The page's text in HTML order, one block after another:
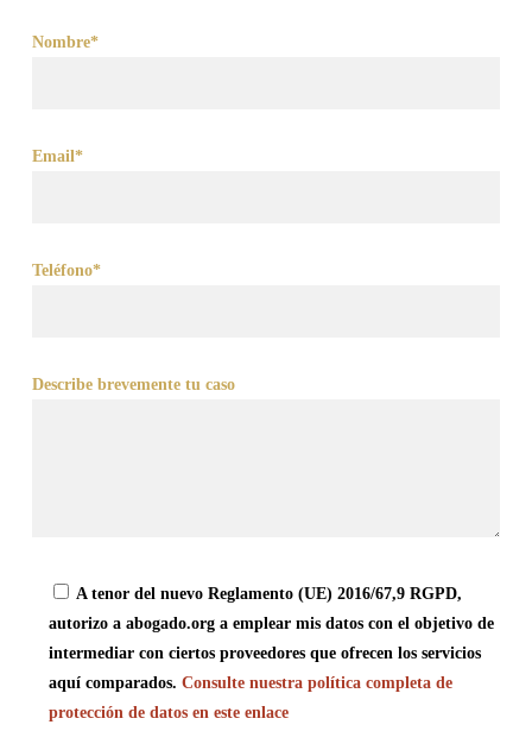
Nombre*
Email*
Teléfono*
Describe brevemente tu caso
A tenor del nuevo Reglamento (UE) 2016/67,9 RGPD,
autorizo a abogado.org a emplear mis datos con el objetivo de
intermediar con ciertos proveedores que ofrecen los servicios
aquí comparados. Consulte nuestra política completa de
protección de datos en este enlace